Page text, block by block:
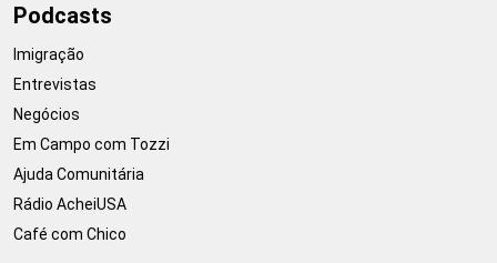
Podcasts
Imigração
Entrevistas
Negócios
Em Campo com Tozzi
Ajuda Comunitária
Rádio AcheiUSA
Café com Chico